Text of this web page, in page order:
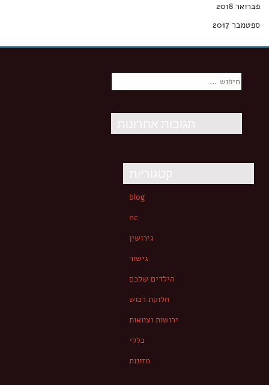
פברואר 2018
ספטמבר 2017
חיפוש:
תגובות אחרונות
קטגוריות
blog
nc
גירושין
גישור
הילדים שלכם
חלוקת רכוש
ירושות וצוואות
כללי
מזונות